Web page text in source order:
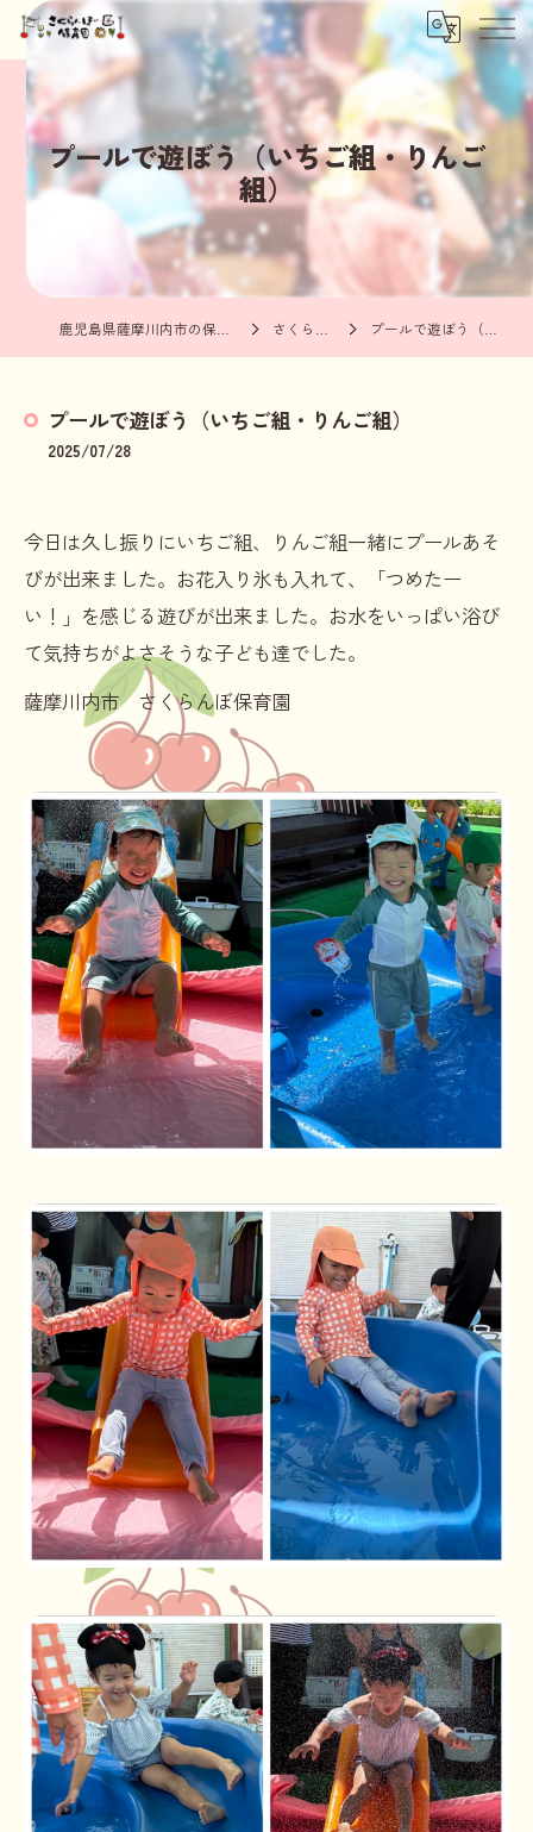
プールで遊ぼう（いちご組・りんご
組）
さくらんぼブログ プールで遊ぼう（いちご組・りんご組）
プールで遊ぼう（いちご組・りんご組）
2025/07/28
今日は久し振りにいちご組、りんご組一緒にプールあそ
びが出来ました。お花入り氷も入れて、「つめたー
い！」を感じる遊びが出来ました。お水をいっぱい浴び
て気持ちがよさそうな子ども達でした。
薩摩川内市 さくらんぼ保育園